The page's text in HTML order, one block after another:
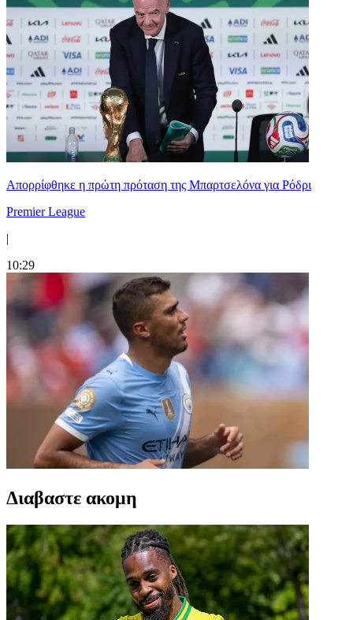
Απορρίφθηκε η πρώτη πρόταση της Μπαρτσελόνα για Ρόδρι
Premier League
|
10:29
Διαβαστε ακομη